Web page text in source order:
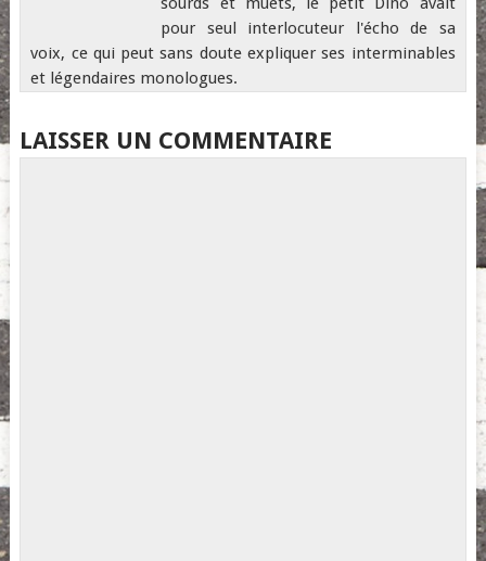
pour seul interlocuteur l'écho de sa
voix, ce qui peut sans doute expliquer ses interminables
et légendaires monologues.
LAISSER UN COMMENTAIRE